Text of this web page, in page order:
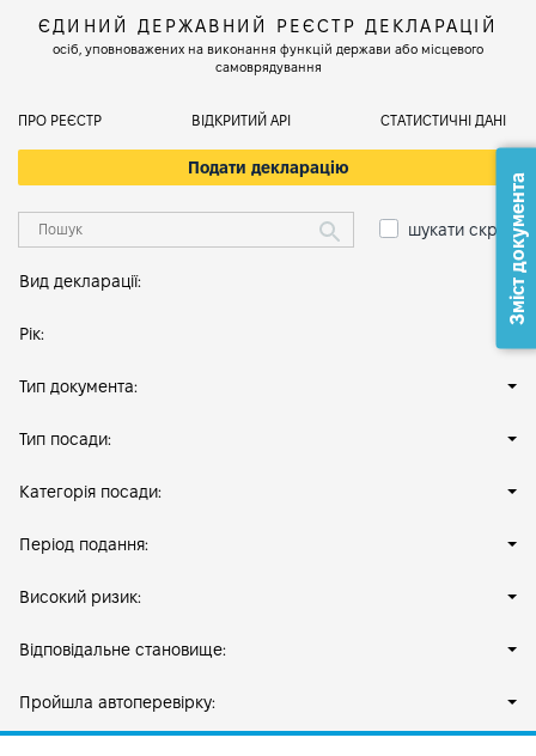
ЄДИНИЙ ДЕРЖАВНИЙ РЕЄСТР ДЕКЛАРАЦІЙ
осіб, уповноважених на виконання функцій держави або місцевого
самоврядування
ПРО РЕЄСТР ВІДКРИТИЙ АРІ СТАТИСТИЧНІ ДАНІ
Подати декларацію
шукати скрізь
Вид декларації:
Рік:
Тип документа:
Тип посади:
Категорія посади:
Період подання:
Високий ризик:
Відповідальне становище:
Пройшла автоперевірку:
Зміст документа